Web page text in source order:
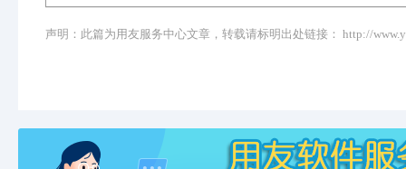
声明：此篇为用友服务中心文章，转载请标明出处链接： http://